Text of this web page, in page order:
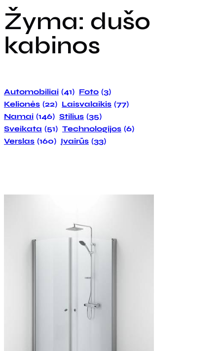
Žyma: dušo
kabinos
Automobiliai (41) Foto (3)
Kelionės (22) Laisvalaikis (77)
Namai (146) Stilius (35)
Sveikata (51) Technologijos (6)
Verslas (160) Įvairūs (33)